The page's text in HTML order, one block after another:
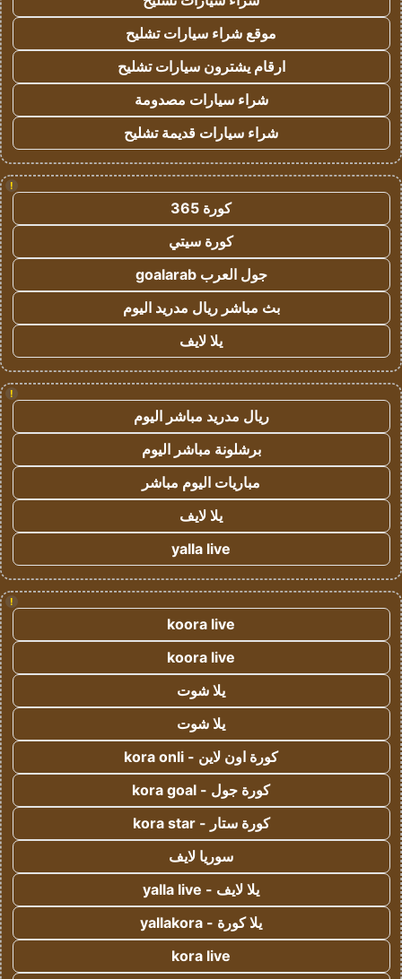
موقع شراء سيارات تشليح
ارقام يشترون سيارات تشليح
شراء سيارات مصدومة
شراء سيارات قديمة تشليح
!
كورة 365
كورة سيتي
جول العرب goalarab
بث مباشر ريال مدريد اليوم
يلا لايف
!
ريال مدريد مباشر اليوم
برشلونة مباشر اليوم
مباريات اليوم مباشر
يلا لايف
yalla live
!
koora live
koora live
يلا شوت
يلا شوت
كورة اون لاين - kora onli
كورة جول - kora goal
كورة ستار - kora star
سوريا لايف
يلا لايف - yalla live
يلا كورة - yallakora
kora live